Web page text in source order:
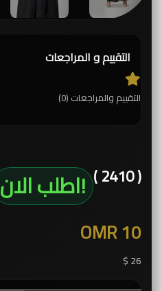
التقييم و المراجعات
التقييم والمراجعات (0)
( 2410 ) !اطلب الان
OMR 10
26 $